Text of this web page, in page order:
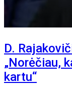
D.
„Norėčiau,
kartu“